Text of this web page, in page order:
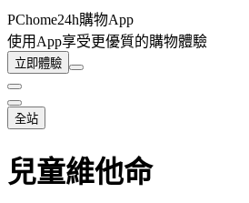
PChome24h購物App
使用App享受更優質的購物體驗
立即體驗
全站
兒童維他命